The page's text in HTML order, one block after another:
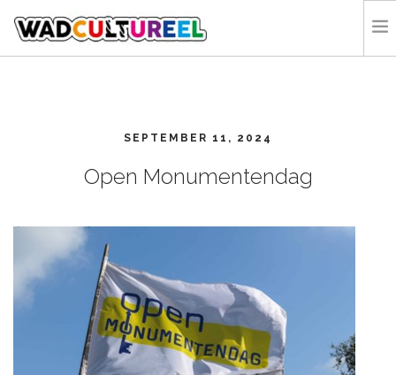
ORGANISATIE
SEPTEMBER 11, 2024
Open Monumentendag